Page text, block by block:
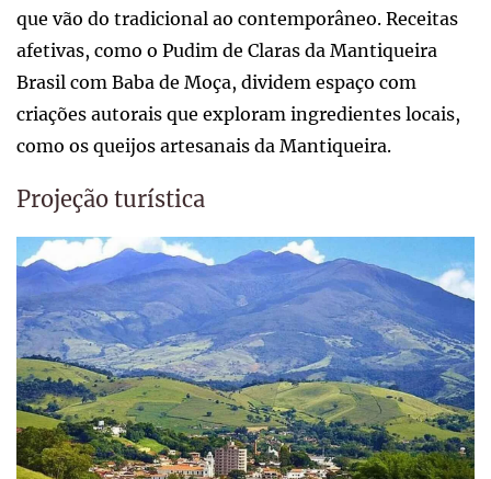
que vão do tradicional ao contemporâneo. Receitas
afetivas, como o Pudim de Claras da Mantiqueira
Brasil com Baba de Moça, dividem espaço com
criações autorais que exploram ingredientes locais,
como os queijos artesanais da Mantiqueira.
Projeção turística